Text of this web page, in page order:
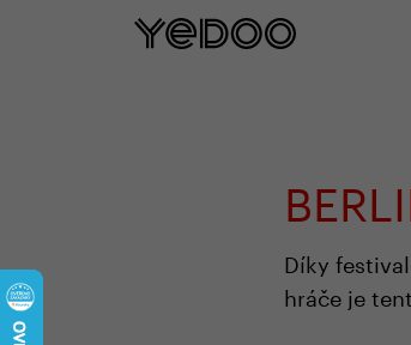
Díky
hráče je